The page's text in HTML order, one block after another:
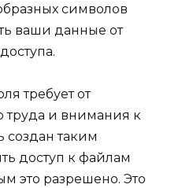
символов
ваши данные от
требует от
труда и внимания к
создан таким
доступ к файлам
это разрешено. Это